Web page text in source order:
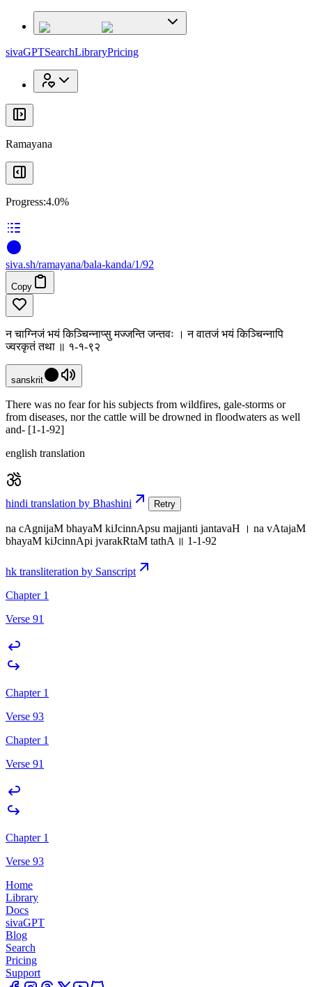
sivaGPTSearchLibraryPricing
Ramayana
Progress:4.0%
siva.sh/ramayana/bala-kanda/1/92
Copy
न चाग्निजं भयं किञ्चिन्नाप्सु मज्जन्ति जन्तवः । न वातजं भयं किञ्चिन्नापि
ज्वरकृतं तथा ॥ १-१-९२
sanskrit
There was no fear for his subjects from wildfires, gale-storms or
from diseases, nor the cattle will be drowned in floodwaters as well
and- [1-1-92]
english translation
hindi translation by Bhashini Retry
na cAgnijaM bhayaM kiJcinnApsu majjanti jantavaH । na vAtajaM
bhayaM kiJcinnApi jvarakRtaM tathA ॥ 1-1-92
hk transliteration by Sanscript
Chapter 1
Verse 91
Chapter 1
Verse 93
Chapter 1
Verse 91
Chapter 1
Verse 93
Home
Library
Docs
sivaGPT
Blog
Search
Pricing
Support